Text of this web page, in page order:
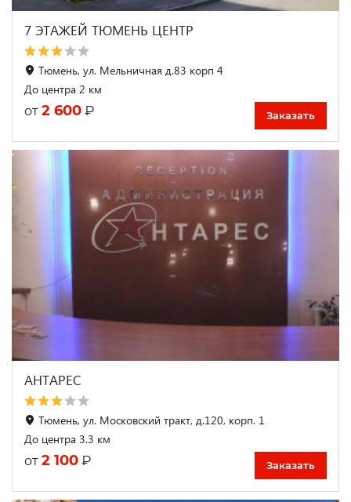
7 ЭТАЖЕЙ ТЮМЕНЬ ЦЕНТР
Тюмень, ул. Мельничная д.83 корп 4
До центра 2 км
от 2 600 ₽ Заказать
АНТАРЕС
Тюмень, ул. Московский тракт, д.120, корп. 1
До центра 3.3 км
от 2 100 ₽ Заказать